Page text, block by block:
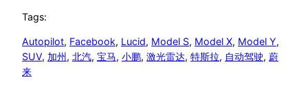
Tags:
Autopilot, Facebook, Lucid, Model S, Model X, Model Y
SUV, 加州, 北汽, 宝马, 小鹏, 激光雷达, 特斯拉, 自动驾驶, 蔚
来